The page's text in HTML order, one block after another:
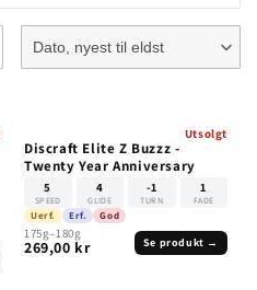
Dato, nyest til eldst
UTSOLGT
Utsolgt
Discraft Elite Z Buzzz -
Twenty Year Anniversary
5
SPEED
4
GLIDE
-1
TURN
1
FADE
Uerf. Erf. God
175g–180g
269,00 kr Se produkt →